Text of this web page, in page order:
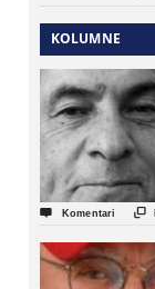
KOLUMNE
 Komentari 